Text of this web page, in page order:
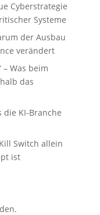
Cyberstrategie
Systeme
der Ausbau
verändert
Was beim
das
die KI-Branche
Switch allein
ist